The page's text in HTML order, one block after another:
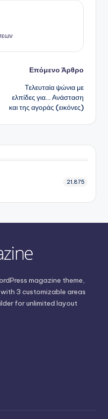
Επόμενο Άρθρο
Τελευταία ψώνια με
ελπίδες για… Ανάσταση
και της αγοράς (εικόνες)
21,875
magazine theme,
3 customizable areas
for unlimited layout